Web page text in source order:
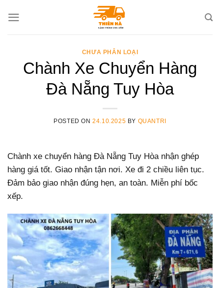
CHƯA PHÂN LOẠI
Chành Xe Chuyển Hàng
Đà Nẵng Tuy Hòa
POSTED ON24.10.2025 BY QUANTRI
Chành xe chuyển hàng Đà Nẵng Tuy Hòa nhận ghép
hàng giá tốt. Giao nhận tận nơi. Xe đi 2 chiều liên tục.
Đảm bảo giao nhận đúng hẹn, an toàn. Miễn phí bốc
xếp.